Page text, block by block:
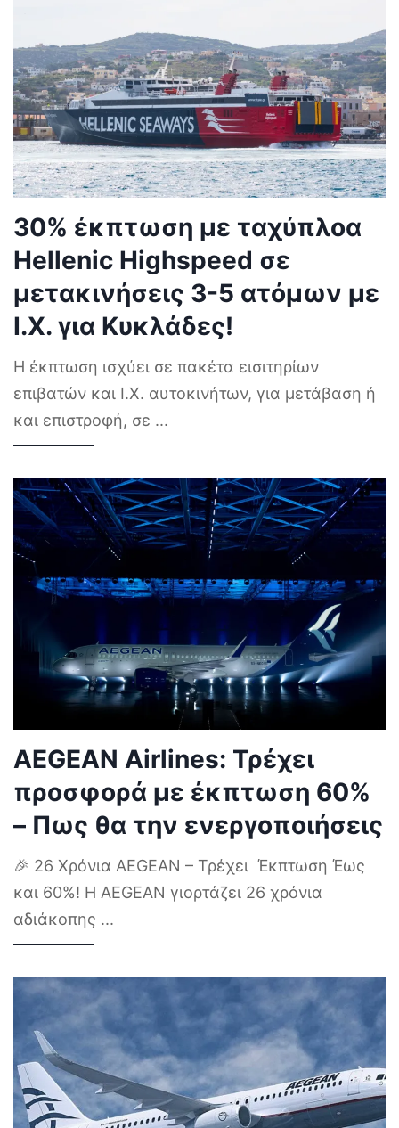
30% έκπτωση με ταχύπλοα
Hellenic Highspeed σε
μετακινήσεις 3-5 ατόμων με
Ι.Χ. για Κυκλάδες!
Η έκπτωση ισχύει σε πακέτα εισιτηρίων
επιβατών και Ι.Χ. αυτοκινήτων, για μετάβαση ή
και επιστροφή, σε ...
AEGEAN Airlines: Τρέχει
προσφορά με έκπτωση 60%
– Πως θα την ενεργοποιήσεις
🎉 26 Χρόνια AEGEAN – Τρέχει Έκπτωση Έως
και 60%! Η AEGEAN γιορτάζει 26 χρόνια
αδιάκοπης ...